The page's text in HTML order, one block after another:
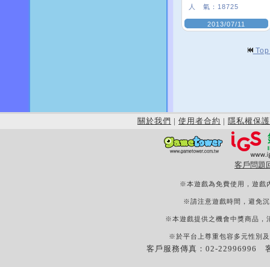
人 氣： 18725
2013/07/11
關於我們 | 使用者合約 | 隱私權保護
客戶問題
※本遊戲為免費使用，遊戲
※請注意遊戲時間，避免
※本遊戲提供之機會中獎商品，
※於平台上尊重包容多元性別
客戶服務傳真：02-22996996